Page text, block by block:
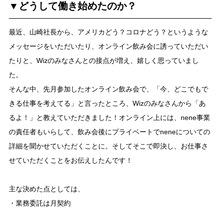
▼どうして働き始めたのか？
最近、山崎社長から、アメリカどう？コロナどう？というような
メッセージをいただいたり、オンライン飲み会に誘っていただい
たりと、Wizのみなさんとの接点が増え、嬉しく思っていまし
た。
そんな中、先月参加したオンライン飲み会で、「今、どこでもで
きる仕事を考えてる」と言ったところ、Wizのみなさんから「あ
るよ！」と教えていただきました！オンライン上には、nene事業
の責任者もいらして、飲み会後にプライベートでneneについての
詳細を聞かせていただくことに。そしてそこで即決し、お仕事さ
せていただくことをお伝えしたんです！
主な決めた点としては、
・業務委託は月契約